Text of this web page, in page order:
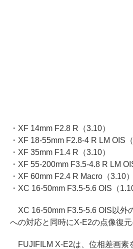
・XF 14mm F2.8 R（3.10）
・XF 18-55mm F2.8-4 R LM OIS（
・XF 35mm F1.4 R（3.10）
・XF 55-200mm F3.5-4.8 R LM
・XF 60mm F2.4 R Macro（3.10）
・XC 16-50mm F3.5-5.6 OIS（1.10
XC 16-50mm F3.5-5.6 OIS以外
への対応と同時にX-E2の点像復元
FUJIFILM X-E2は、位相差画素